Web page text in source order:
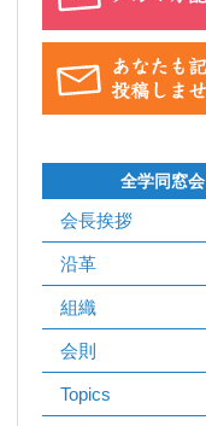
全学同窓会
会長挨拶
沿革
組織
会則
Topics